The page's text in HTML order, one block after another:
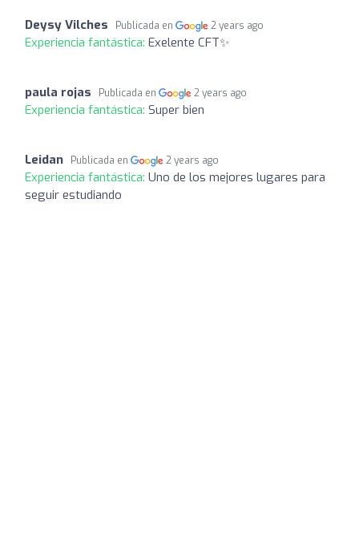
Deysy Vilches Publicada en 2 years ago
Experiencia fantástica: Exelente CFT✨
paula rojas Publicada en 2 years ago
Experiencia fantástica: Super bien
Leidan Publicada en 2 years ago
Experiencia fantástica: Uno de los mejores lugares para
seguir estudiando